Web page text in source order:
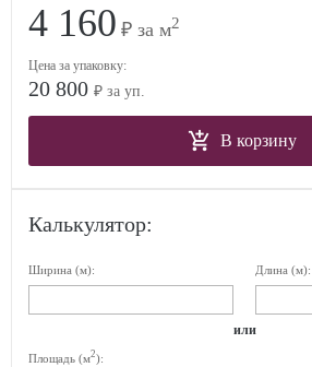
4 160 ₽ за м2
Цена за упаковку:
20 800 ₽ за уп.
В корзину
Калькулятор:
Ширина (м): Длина (м):
или
Площадь (м2):